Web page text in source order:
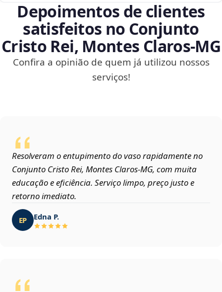
Depoimentos de clientes
satisfeitos no Conjunto
Cristo Rei, Montes Claros‑MG
Confira a opinião de quem já utilizou nossos
serviços!
Resolveram o entupimento do vaso rapidamente no
Conjunto Cristo Rei, Montes Claros‑MG, com muita
educação e eficiência. Serviço limpo, preço justo e
retorno imediato.
EP Edna P.